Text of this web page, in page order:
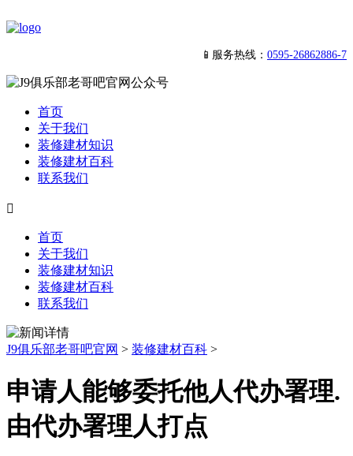
📱服务热线： 0595-26862886-7
首页
关于我们
装修建材知识
装修建材百科
联系我们

首页
关于我们
装修建材知识
装修建材百科
联系我们
J9俱乐部老哥吧官网 > 装修建材百科 >
申请人能够委托他人代办署理.
由代办署理人打点